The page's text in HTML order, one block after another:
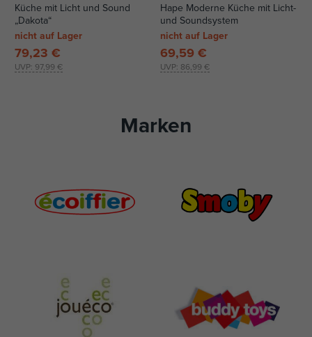
Küche mit Licht und Sound
„Dakota“
nicht auf Lager
UVP: 97,99 €
79,23 €
Hape Moderne Küche mit Licht-
und Soundsystem
nicht auf Lager
UVP: 86,99 €
69,59 €
Marken